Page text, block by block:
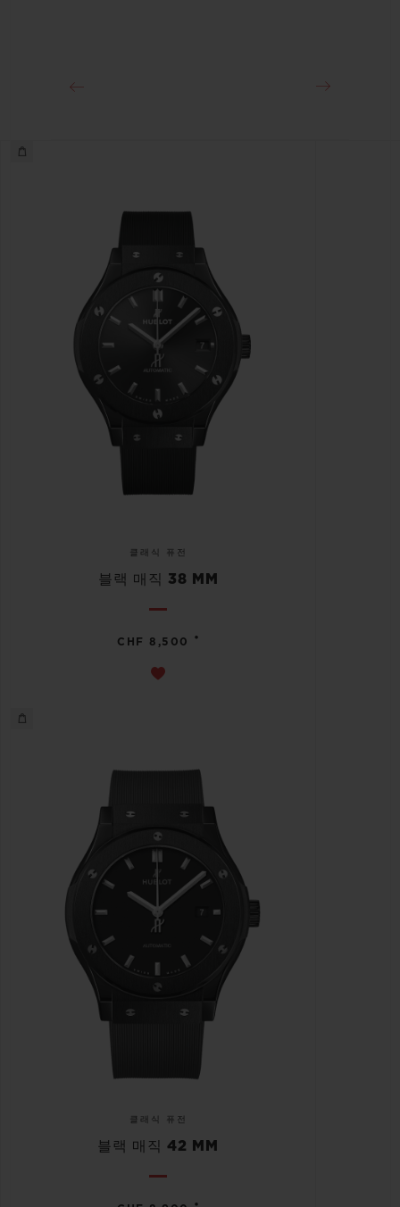
클래식 퓨전
블랙 매직 38 MM
CHF 8,500 •
클래식 퓨전
블랙 매직 42 MM
•